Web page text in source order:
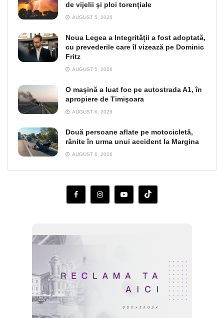
de vijelii şi ploi torenţiale
AUGUST 5, 2026
Noua Legea a Integrității a fost adoptată,
cu prevederile care îl vizează pe Dominic
Fritz
AUGUST 5, 2026
O maşină a luat foc pe autostrada A1, în
apropiere de Timişoara
AUGUST 6, 2026
Două persoane aflate pe motocicletă,
rănite în urma unui accident la Margina
AUGUST 6, 2026